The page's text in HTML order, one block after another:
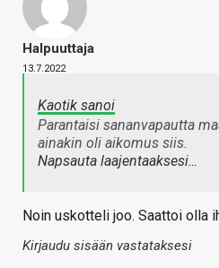
Halpuuttaja
13.7.2022
Kaotik sanoi
Parantaisi sananvapautta
ainakin oli aikomus siis.
Napsauta laajentaaksesi…
Noin uskotteli joo. Saattoi olla
Kirjaudu sisään vastataksesi